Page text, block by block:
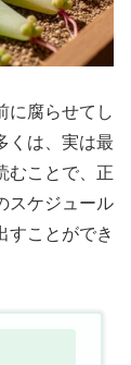
に腐らせてし
くは、実は最
むことで、正
スケジュール
すことができ